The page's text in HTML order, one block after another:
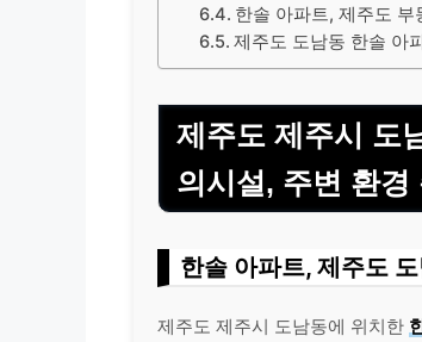
한솔 아파트, 제주도
제주도 도남동 한솔 아
제주도 제주시 도
의시설, 주변 환경
한솔 아파트, 제주도
제주도 제주시 도남동에 위치한